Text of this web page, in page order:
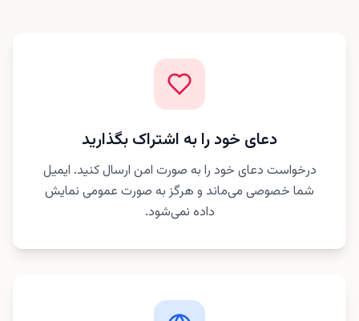
دعای خود را به اشتراک بگذارید
درخواست دعای خود را به صورت امن ارسال کنید. ایمیل
شما خصوصی می‌ماند و هرگز به صورت عمومی نمایش
داده نمی‌شود.